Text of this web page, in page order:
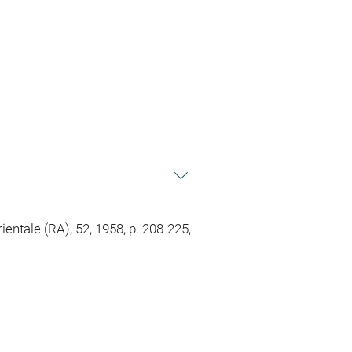
(RA), 52, 1958, p. 208-225,